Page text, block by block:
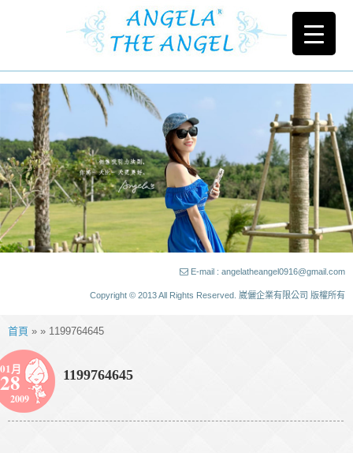
E-mail : angelatheangel0916@gmail.com
Copyright © 2013 All Rights Reserved. 崴儷企業有限公司 版權所有
首頁 » » 1199764645
01月
28
2009
1199764645